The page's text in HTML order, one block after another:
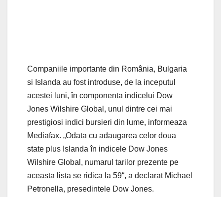
Companiile importante din România, Bulgaria
si Islanda au fost introduse, de la inceputul
acestei luni, în componenta indicelui Dow
Jones Wilshire Global, unul dintre cei mai
prestigiosi indici bursieri din lume, informeaza
Mediafax. „Odata cu adaugarea celor doua
state plus Islanda în indicele Dow Jones
Wilshire Global, numarul tarilor prezente pe
aceasta lista se ridica la 59“, a declarat Michael
Petronella, presedintele Dow Jones.